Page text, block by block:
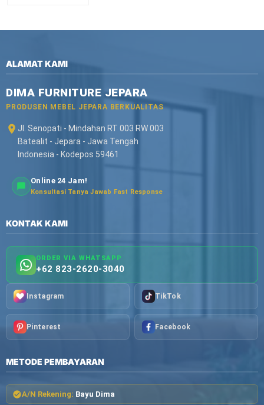
ALAMAT KAMI
DIMA FURNITURE JEPARA
PRODUSEN MEBEL JEPARA BERKUALITAS
Jl. Senopati - Mindahan RT 003 RW 003
Batealit - Jepara - Jawa Tengah
Indonesia - Kodepos 59461
Online 24 Jam!
Konsultasi Tanya Jawab Fast Response
KONTAK KAMI
ORDER VIA WHATSAPP
+62 823-2620-3040
Instagram TikTok
Pinterest Facebook
METODE PEMBAYARAN
A/N Rekening: Bayu Dima